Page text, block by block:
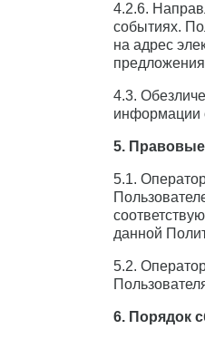
4.2.6.
событиях.
на адрес
4.3.
информации
5.
5.1.
данной
5.2.
6. Порядок